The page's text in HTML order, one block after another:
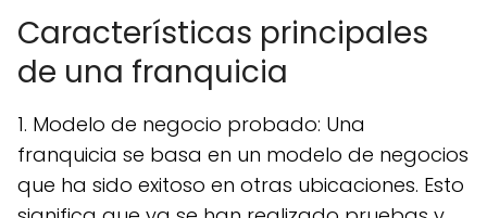
Características principales
de una franquicia
1. Modelo de negocio probado: Una
franquicia se basa en un modelo de negocios
que ha sido exitoso en otras ubicaciones. Esto